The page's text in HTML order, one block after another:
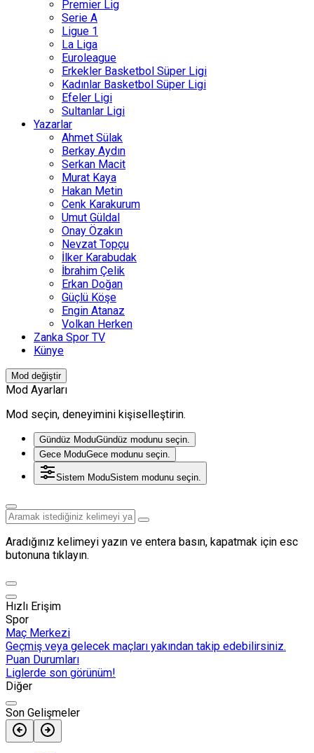
Premier Lig
Serie A
Ligue 1
La Liga
Euroleague
Erkekler Basketbol Süper Ligi
Kadınlar Basketbol Süper Ligi
Efeler Ligi
Sultanlar Ligi
Yazarlar
Ahmet Sülak
Berkay Aydın
Serkan Macit
Murat Kaya
Hakan Metin
Cenk Karakurum
Umut Güldal
Onay Özakın
Nevzat Topçu
İlker Karabudak
İbrahim Çelik
Erkan Doğan
Güçlü Köşe
Engin Atanaz
Volkan Herken
Zanka Spor TV
Künye
Mod değiştir
Mod Ayarları
Mod seçin, deneyimini kişiselleştirin.
Gündüz ModuGündüz modunu seçin.
Gece ModuGece modunu seçin.
Sistem ModuSistem modunu seçin.
Aradığınız kelimeyi yazın ve entera basın, kapatmak için esc
butonuna tıklayın.
Hızlı Erişim
Spor
Maç Merkezi
Geçmiş veya gelecek maçları yakından takip edebilirsiniz.
Puan Durumları
Liglerde son görünüm!
Diğer
Son Gelişmeler